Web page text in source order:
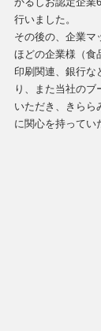
行いました。
その後の、企業マ
ほどの企業様（食
印刷関連、銀行な
り、また当社のブ
いただき、きらら
に関心を持ってい